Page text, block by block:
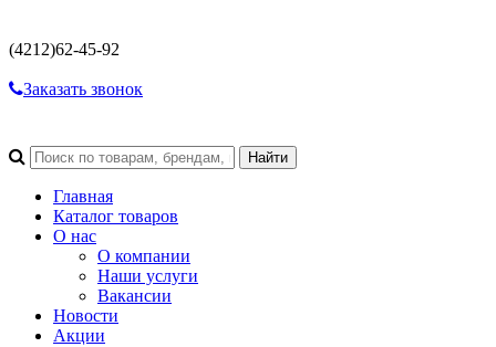
(4212)62-45-92
Заказать звонок
Главная
Каталог товаров
О нас
О компании
Наши услуги
Вакансии
Новости
Акции